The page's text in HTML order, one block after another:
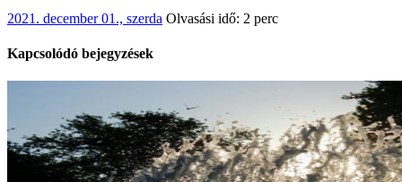
2021. december 01., szerda Olvasási idő: 2 perc
Kapcsolódó bejegyzések